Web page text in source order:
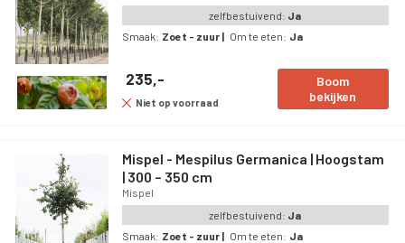
zelfbestuivend: Ja
Smaak: Zoet - zuur | Om te eten: Ja
235,-
Niet op voorraad
Boom
bekijken
Mispel - Mespilus Germanica | Hoogstam
| 300 – 350 cm
Mispel
zelfbestuivend: Ja
Smaak: Zoet - zuur | Om te eten: Ja